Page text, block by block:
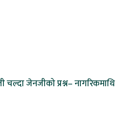
जेनजीको प्रश्न– नागरिकमाथि